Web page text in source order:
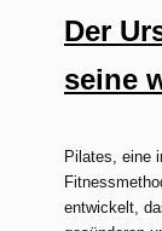
Der
seine
Pilates, eine
entwickelt,